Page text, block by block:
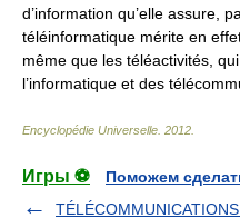
d’information qu’elle assure,
téléinformatique mérite en
même que les téléactivités,
l’informatique et des
Encyclopédie Universelle 2012
Игры ⚽
Поможем